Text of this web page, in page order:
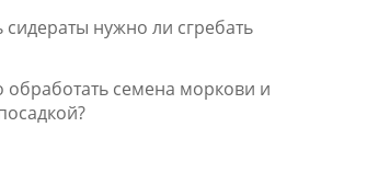
сидераты нужно ли сгребать
обработать семена моркови и